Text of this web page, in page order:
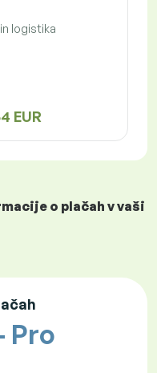
logistika
EUR
o plačah v vaši
Pro